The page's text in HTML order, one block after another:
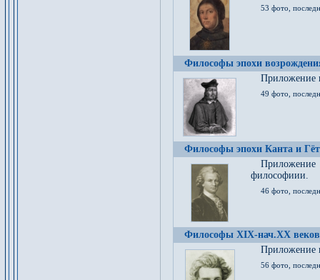
53 фото,
Философы эпохи
Приложение
49 фото,
Философы эпохи Канта и
философиии.
46 фото,
Философы XIX-нач.XX веков
Приложение
56 фото,